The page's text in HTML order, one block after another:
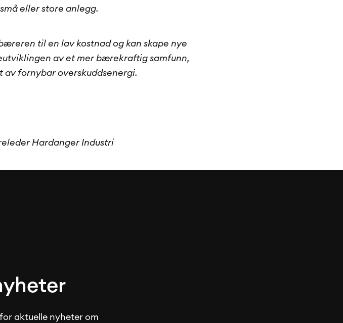
eller store anlegg.
til en lav kostnad og kan skape nye
av et mer bærekraftig samfunn,
fornybar overskuddsenergi.
Hardanger Industri
aktuelle nyheter om